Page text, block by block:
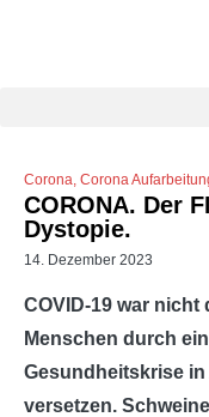
Corona, Corona
CORONA. Der
Dystopie.
14. Dezember 2023
COVID-19 war nicht
Menschen durch
Gesundheitskrise
versetzen.